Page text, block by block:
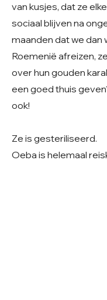
van kusjes, dat ze
sociaal blijven na
maanden dat we dan
Roemenië afreizen,
over hun gouden
een goed thuis
ook!
Ze is gesteriliseerd.
Oeba is helemaal